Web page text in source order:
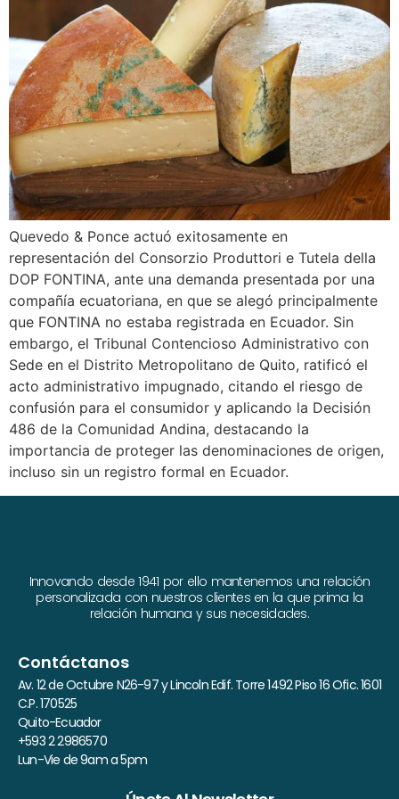
Quevedo & Ponce actuó exitosamente en
representación del Consorzio Produttori e Tutela della
DOP FONTINA, ante una demanda presentada por una
compañía ecuatoriana, en que se alegó principalmente
que FONTINA no estaba registrada en Ecuador. Sin
embargo, el Tribunal Contencioso Administrativo con
Sede en el Distrito Metropolitano de Quito, ratificó el
acto administrativo impugnado, citando el riesgo de
confusión para el consumidor y aplicando la Decisión
486 de la Comunidad Andina, destacando la
importancia de proteger las denominaciones de origen,
incluso sin un registro formal en Ecuador.
Innovando desde 1941 por ello mantenemos una relación
personalizada con nuestros clientes en la que prima la
relación humana y sus necesidades.
Contáctanos
Av. 12 de Octubre N26-97 y Lincoln Edif. Torre 1492 Piso 16 Ofic. 1601
C.P. 170525
Quito-Ecuador
+593 2 2986570
Lun-Vie de 9am a 5pm